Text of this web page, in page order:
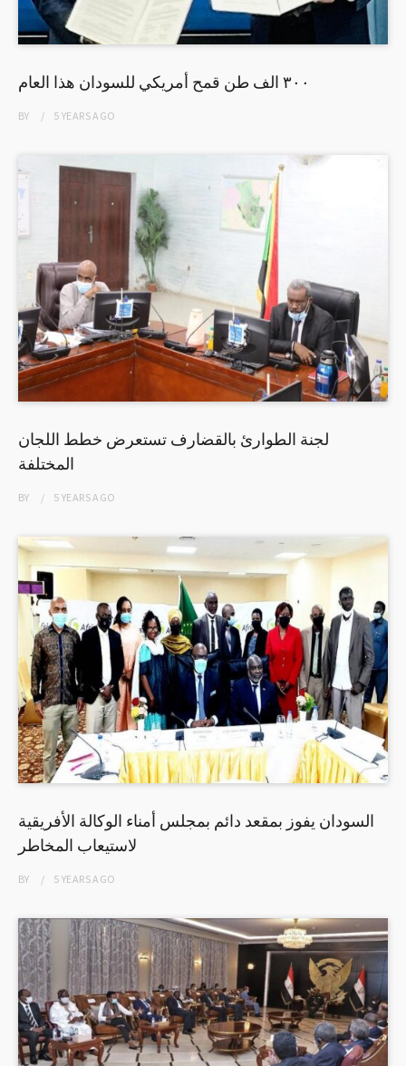
٣٠٠ الف طن قمح أمريكي للسودان هذا العام
BY 5 YEARSAGO
لجنة الطوارئ بالقضارف تستعرض خطط اللجان
المختلفة
BY 5 YEARSAGO
السودان يفوز بمقعد دائم بمجلس أمناء الوكالة الأفريقية
لاستيعاب المخاطر
BY 5 YEARSAGO